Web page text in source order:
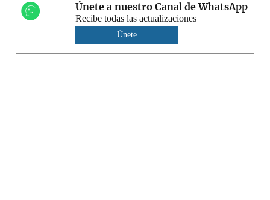
Únete a nuestro Canal de WhatsApp
Recibe todas las actualizaciones
Únete